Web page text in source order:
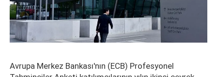
Avrupa Merkez Bankası'nın (ECB) Profesyonel